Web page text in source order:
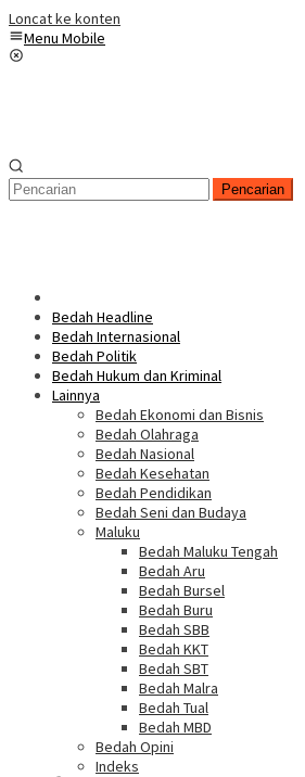
Loncat ke konten
Menu Mobile
Pencarian
Bedah Headline
Bedah Internasional
Bedah Politik
Bedah Hukum dan Kriminal
Lainnya
Bedah Ekonomi dan Bisnis
Bedah Olahraga
Bedah Nasional
Bedah Kesehatan
Bedah Pendidikan
Bedah Seni dan Budaya
Maluku
Bedah Maluku Tengah
Bedah Aru
Bedah Bursel
Bedah Buru
Bedah SBB
Bedah KKT
Bedah SBT
Bedah Malra
Bedah Tual
Bedah MBD
Bedah Opini
Indeks